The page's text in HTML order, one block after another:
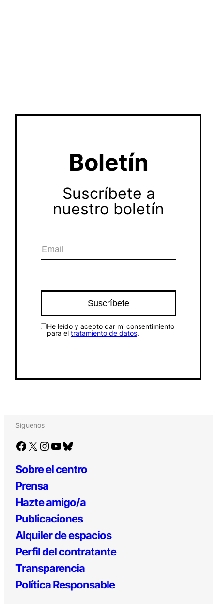
Boletín
Suscríbete a
nuestro boletín
He leído y acepto dar mi consentimiento
para el tratamiento de datos.
Síguenos
Facebook X Instagram YouTube Bluesky
Sobre el centro
Prensa
Hazte amigo/a
Publicaciones
Alquiler de espacios
Perfil del contratante
Transparencia
Política Responsable